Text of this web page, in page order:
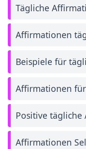
Tägliche
Affirmationen
Beispiele für
Affirmationen
Positive
Affirmationen